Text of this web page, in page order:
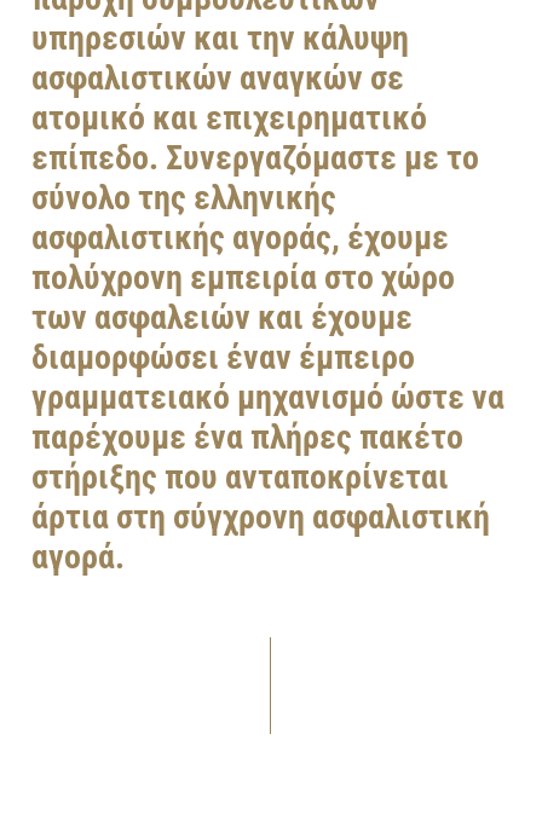
υπηρεσιών και την κάλυψη
ασφαλιστικών αναγκών σε
ατομικό και επιχειρηματικό
επίπεδο. Συνεργαζόμαστε με το
σύνολο της ελληνικής
ασφαλιστικής αγοράς, έχουμε
πολύχρονη εμπειρία στο χώρο
των ασφαλειών και έχουμε
διαμορφώσει έναν έμπειρο
γραμματειακό μηχανισμό ώστε να
παρέχουμε ένα πλήρες πακέτο
στήριξης που ανταποκρίνεται
άρτια στη σύγχρονη ασφαλιστική
αγορά.